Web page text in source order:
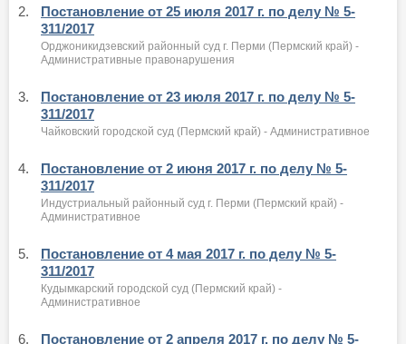
2.
Постановление от 25 июля 2017 г. по делу № 5-
311/2017
Орджоникидзевский районный суд г. Перми (Пермский край) -
Административные правонарушения
3.
Постановление от 23 июля 2017 г. по делу № 5-
311/2017
Чайковский городской суд (Пермский край) - Административное
4.
Постановление от 2 июня 2017 г. по делу № 5-
311/2017
Индустриальный районный суд г. Перми (Пермский край) -
Административное
5.
Постановление от 4 мая 2017 г. по делу № 5-
311/2017
Кудымкарский городской суд (Пермский край) -
Административное
6. Постановление от 2 апреля 2017 г. по делу № 5-